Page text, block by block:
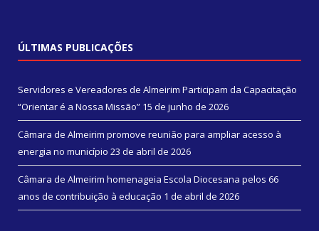
ÚLTIMAS PUBLICAÇÕES
Servidores e Vereadores de Almeirim Participam da Capacitação
“Orientar é a Nossa Missão” 15 de junho de 2026
Câmara de Almeirim promove reunião para ampliar acesso à
energia no município 23 de abril de 2026
Câmara de Almeirim homenageia Escola Diocesana pelos 66
anos de contribuição à educação 1 de abril de 2026